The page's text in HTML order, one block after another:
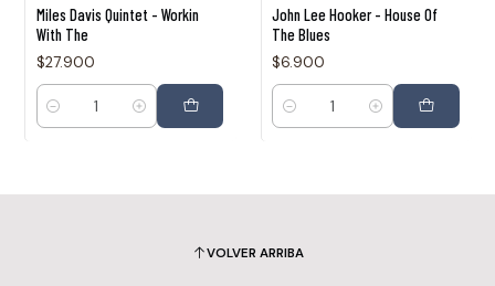
Miles Davis Quintet - Workin
With The
$27.900
Cantidad
John Lee Hooker - House Of
The Blues
$6.900
Cantidad
VOLVER ARRIBA